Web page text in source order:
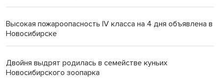
Высокая пожароопасность IV класса на 4 дня объявлена в
Новосибирске
Двойня выдрят родилась в семействе куньих
Новосибирского зоопарка